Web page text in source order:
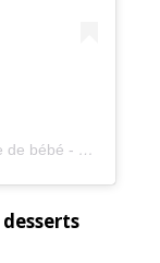
Une publication partagée par L’assiette de bébé - DME (@assiette.de.bebe)
desserts